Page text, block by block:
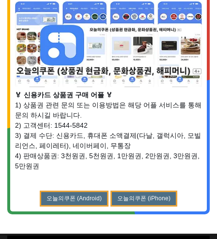
🏅 신용카드 상품권 구매 어플 🏅
1) 상품권 관련 문의 또는 이용방법은 해당 어플 서비스를 통해
문의 하시길 바랍니다.
2) 고객센터: 1544-5842
3) 결제 수단: 신용카드, 휴대폰 소액결제(다날, 갤럭시아, 모빌
리언스, 페이레터), 네이버페이, 무통장
4) 판매상품권: 3천원권, 5천원권, 1만원권, 2만원권, 3만원권,
5만원권
오늘의쿠폰 (Android) 오늘의쿠폰 (iPhone)